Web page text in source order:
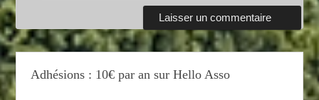
Adhésions : 10€ par an sur Hello Asso